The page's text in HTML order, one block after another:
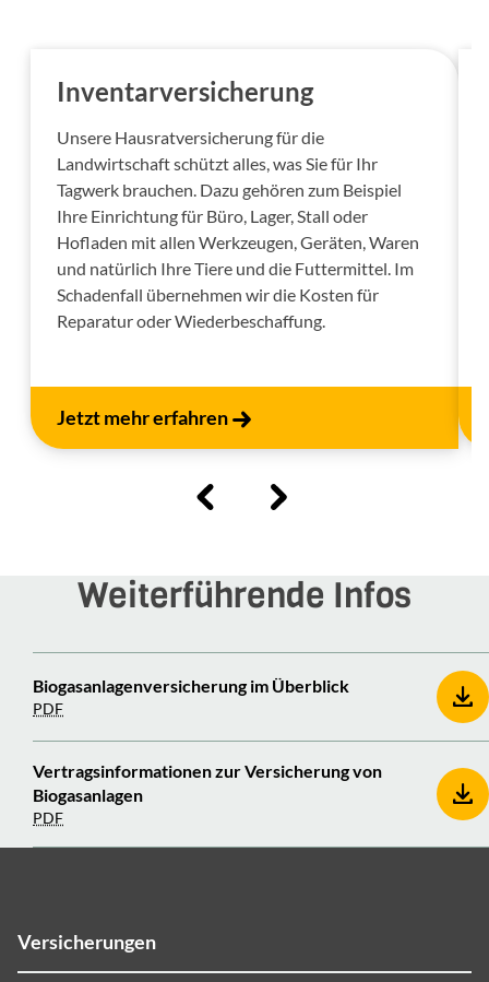
Inventarversicherung
Unsere Hausratversicherung für die
Landwirtschaft schützt alles, was Sie für Ihr
Tagwerk brauchen. Dazu gehören zum Beispiel
Ihre Einrichtung für Büro, Lager, Stall oder
Hofladen mit allen Werkzeugen, Geräten, Waren
und natürlich Ihre Tiere und die Futtermittel. Im
Schadenfall übernehmen wir die Kosten für
Reparatur oder Wiederbeschaffung.
Jetzt mehr erfahren
Weiterführende Infos
Biogasanlagenversicherung im Überblick
PDF
Vertragsinformationen zur Versicherung von
Biogasanlagen
PDF
Versicherungen